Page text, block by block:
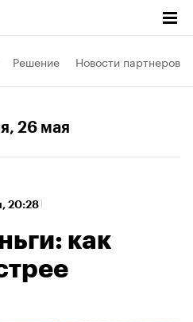
Решение Новости партнеров
, 26 мая
20:28
как